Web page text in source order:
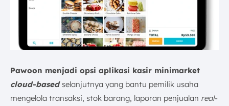
Pawoon menjadi opsi aplikasi kasir minimarket
cloud-based selanjutnya yang bantu pemilik usaha
mengelola transaksi, stok barang, laporan penjualan real-